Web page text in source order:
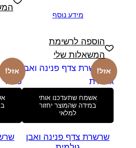
מידע נוסף
הוספה לרשימת
המשאלות שלי
אזל!
אשמח שתעדכנו אותי
במידה שהמוצר יחזור
למלאי
שרשרת צדף פנינה ואבן
אזל!